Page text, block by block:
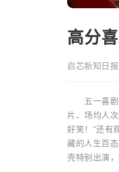
高分
启芯新知日报
五一喜剧《
片、场均人
好笑！”还有
藏的人生百
壳特别出演
本位”创作让 生活娱
短片
启芯新